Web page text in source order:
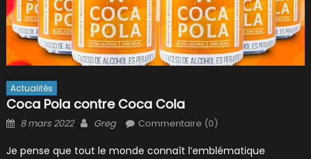
Actualités
Coca Pola contre Coca Cola
Posted
8 mars 2022 Author
Greg Commentaire (0)
Je pense que tout le monde connaît l’emblématique